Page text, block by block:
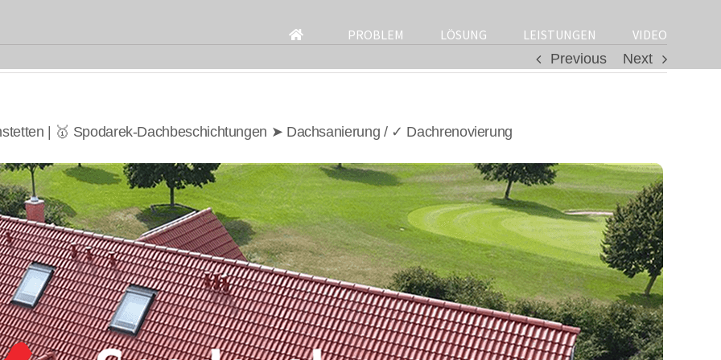
for:
PROBLEM LÖSUNG LEISTUNGEN
VIDEO
Previous
Next
| 🥇 Spodarek-Dachbeschichtungen ➤ Dachsanierung / ✓ Dachrenovierung